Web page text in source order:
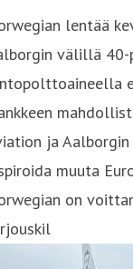
lentää
välillä
ja
muuta
on